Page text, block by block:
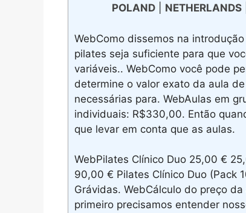
POLAND| NETHERLANDS|
WebComo dissemos na
pilates seja suficiente para que
variáveis.. WebComo você pode
determine o valor exato da aula
necessárias para. WebAulas em
individuais: R$330,00. Então
que levar em conta que as aulas.
WebPilates Clínico Duo 25,00 €
90,00 € Pilates Clínico Duo (Pack
Grávidas. WebCálculo do preço
primeiro precisamos entender